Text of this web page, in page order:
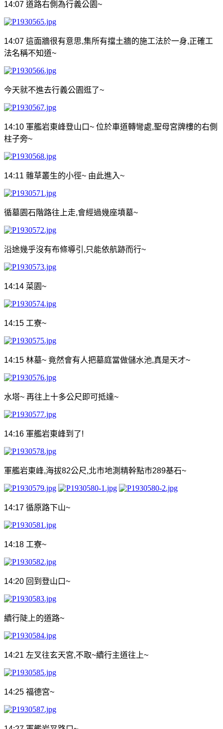
14:07 道路右側為行義公園~
14:07 這面牆很有意思,集所有擋土牆的施工法於一身,正確工
法名稱不知道~
今天就不進去行義公園逛了~
14:10 軍艦岩東峰登山口~ 位於車道轉彎處,聖母宮牌樓的右側
柱子旁~
14:11 雜草叢生的小徑~ 由此進入~
循墓園石階路往上走,會經過幾座墳墓~
沿途幾乎沒有布條導引 ,只能依航跡而行~
14:14 菜園~
14:15 工寮~
14:15 林墓~ 竟然會有人把墓庭當做儲水池,真是天才~
水塔~ 再往上十多公尺即可抵達~
14:16 軍艦岩東峰到了!
軍艦岩東峰,海拔82公尺,北市地測精幹點市289基石~
14:17 循原路下山~
14:18 工寮~
14:20 回到登山口~
續行陡上的道路~
14:21 左叉往玄天宮,不取~續行主道往上~
14:25 福德宮~